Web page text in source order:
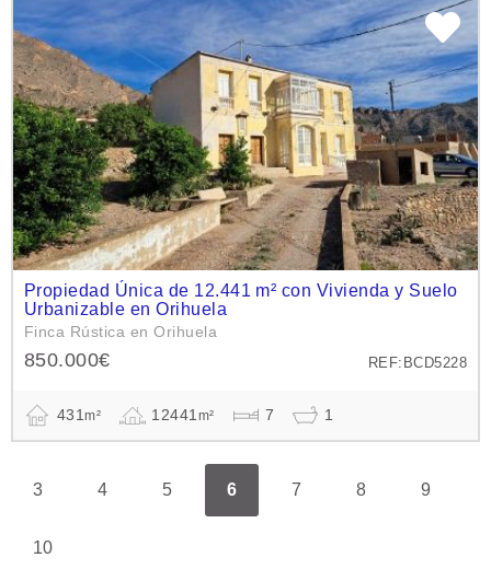
Propiedad Única de 12.441 m² con Vivienda y Suelo
Urbanizable en Orihuela
Finca Rústica en Orihuela
REF:BCD5228
850.000€
431m² 12441m² 7 1
3 4 5 6 7 8 9
10